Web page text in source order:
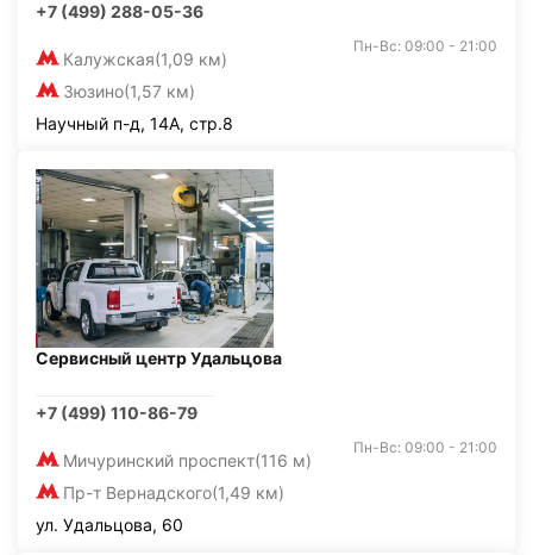
+7 (499) 288-05-36
Калужская(1,09 км)
Зюзино(1,57 км)
Пн-Вс: 09:00 - 21:00
Научный п-д, 14А, стр.8
Сервисный центр Удальцова
+7 (499) 110-86-79
Мичуринский проспект(116 м)
Пр-т Вернадского(1,49 км)
Пн-Вс: 09:00 - 21:00
ул. Удальцова, 60